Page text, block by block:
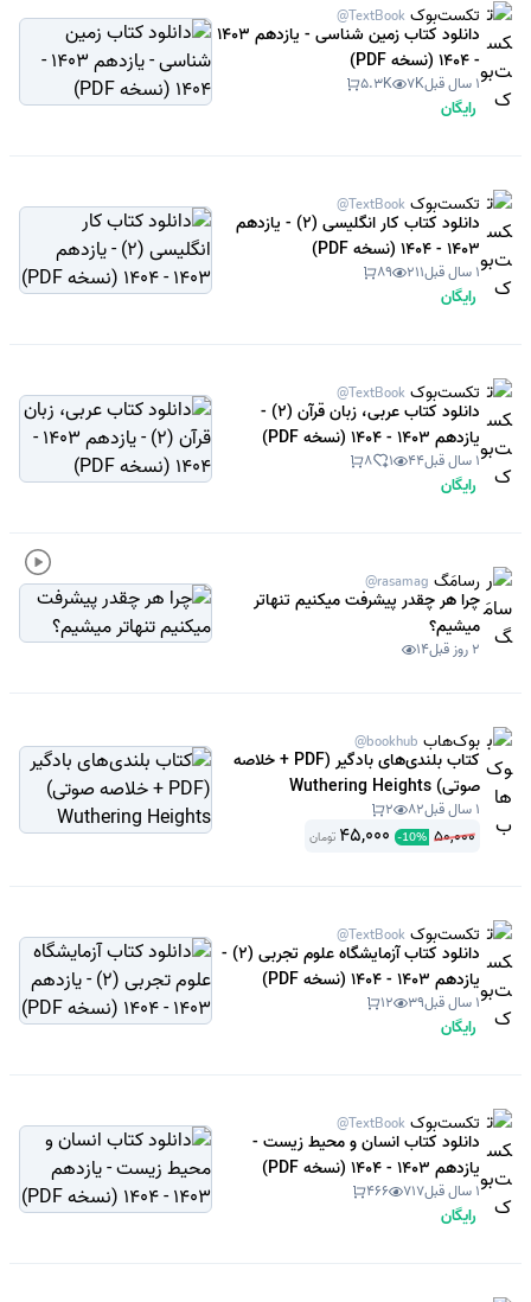
تکست‌بوک @TextBook
دانلود کتاب زمین شناسی - یازدهم 1403
- 1404 (نسخه PDF)
1 سال قبل 7K
5.3K
رایگان
تکست‌بوک @TextBook
دانلود کتاب کار انگلیسی (2) - یازدهم
1403 - 1404 (نسخه PDF)
1 سال قبل 211
89
رایگان
تکست‌بوک @TextBook
دانلود کتاب عربی، زبان قرآن (2) -
یازدهم 1403 - 1404 (نسخه PDF)
1 سال قبل 44
1
8
رایگان
رسامَگ @rasamag
چرا هر چقدر پیشرفت میکنیم تنهاتر
میشیم؟
2 روز قبل 14
بوک‌هاب @bookhub
کتاب بلندی‌های بادگیر (PDF + خلاصه
صوتی) Wuthering Heights
1 سال قبل 82
2
50,000
-10%
45,000 تومان
تکست‌بوک @TextBook
دانلود کتاب آزمایشگاه علوم تجربی (2) -
یازدهم 1403 - 1404 (نسخه PDF)
1 سال قبل 39
12
رایگان
تکست‌بوک @TextBook
دانلود کتاب انسان و محیط زیست -
یازدهم 1403 - 1404 (نسخه PDF)
1 سال قبل 717
466
رایگان